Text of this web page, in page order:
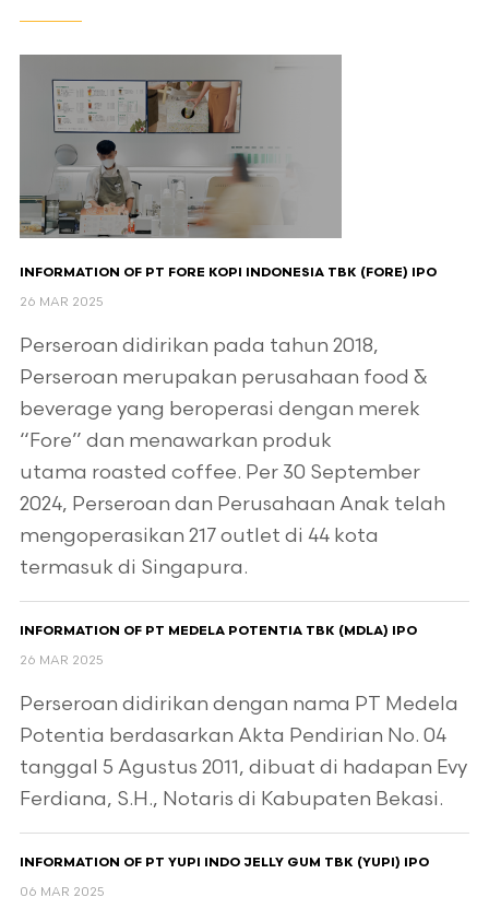
INFORMATION OF PT FORE KOPI INDONESIA TBK (FORE) IPO
26 MAR 2025
Perseroan didirikan pada tahun 2018,
Perseroan merupakan perusahaan food &
beverage yang beroperasi dengan merek
“Fore” dan menawarkan produk
utama roasted coffee. Per 30 September
2024, Perseroan dan Perusahaan Anak telah
mengoperasikan 217 outlet di 44 kota
termasuk di Singapura.
INFORMATION OF PT MEDELA POTENTIA TBK (MDLA) IPO
26 MAR 2025
Perseroan didirikan dengan nama PT Medela
Potentia berdasarkan Akta Pendirian No. 04
tanggal 5 Agustus 2011, dibuat di hadapan Evy
Ferdiana, S.H., Notaris di Kabupaten Bekasi.
INFORMATION OF PT YUPI INDO JELLY GUM TBK (YUPI) IPO
06 MAR 2025